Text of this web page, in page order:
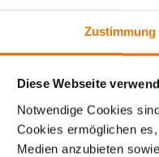
Zustimmung
Diese Webseite
Notwendige Cookies
Cookies ermöglichen
Medien anzubieten
Martin
Divé